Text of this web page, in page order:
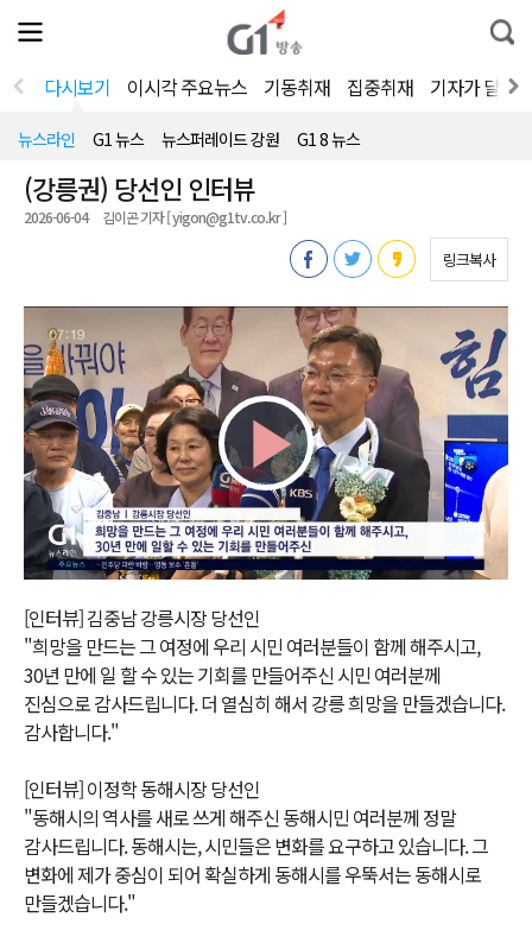
전
체
뉴
열
통
합
색
다시보기 이시각 주요뉴스 기동취재 집중취재 기자가 달려
뉴스라인 G1 뉴스 뉴스퍼레이드 강원 G1 8 뉴스
(강릉권) 당선인 인터뷰
2026-06-04 김이곤 기자 [ yigon@g1tv.co.kr ]
링크복사
Play
Video
[인터뷰] 김중남 강릉시장 당선인
"희망을 만드는 그 여정에 우리 시민 여러분들이 함께 해주시고,
30년 만에 일 할 수 있는 기회를 만들어주신 시민 여러분께
진심으로 감사드립니다. 더 열심히 해서 강릉 희망을 만들겠습니다.
감사합니다."
[인터뷰] 이정학 동해시장 당선인
"동해시의 역사를 새로 쓰게 해주신 동해시민 여러분께 정말
감사드립니다. 동해시는, 시민들은 변화를 요구하고 있습니다. 그
변화에 제가 중심이 되어 확실하게 동해시를 우뚝서는 동해시로
만들겠습니다."